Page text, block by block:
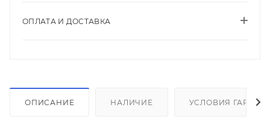
ОПЛАТА И ДОСТАВКА
ОПИСАНИЕ НАЛИЧИЕ УСЛОВИЯ